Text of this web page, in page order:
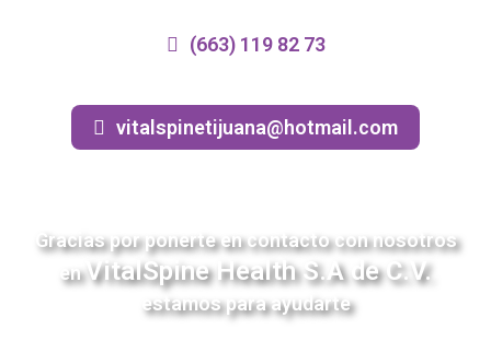
(663) 119 82 73
vitalspinetijuana@hotmail.com
Gracias por ponerte en contacto con nosotros
enVitalSpine Health S.A de C.V.
estamos para ayudarte